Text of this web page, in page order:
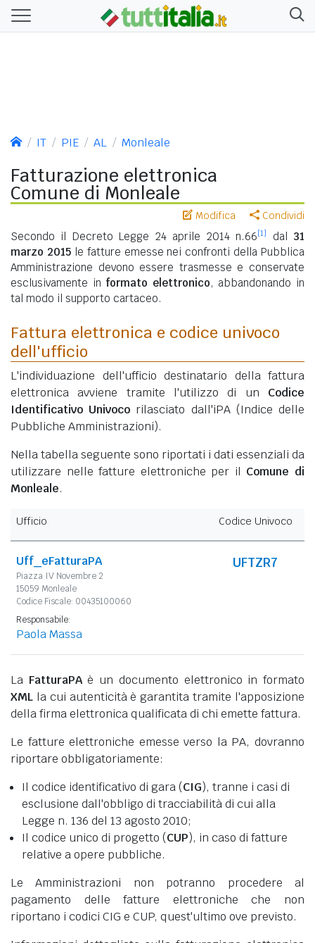
IT PIE AL Monleale
Fatturazione elettronica
Comune di Monleale
Modifica Condividi
Secondo il Decreto Legge 24 aprile 2014 n.66[1] dal 31
marzo 2015le fatture emesse nei confronti della Pubblica
Amministrazione devono essere trasmesse e conservate
esclusivamente in formato elettronico, abbandonando in
tal modo il supporto cartaceo.
Fattura elettronica e codice univoco
dell'ufficio
L'individuazione dell'ufficio destinatario della fattura
elettronica avviene tramite l'utilizzo di un Codice
Identificativo Univoco rilasciato dall'iPA (Indice delle
Pubbliche Amministrazioni).
Nella tabella seguente sono riportati i dati essenziali da
utilizzare nelle fatture elettroniche per il Comune di
Monleale.
Ufficio Codice Univoco
Uff_eFatturaPA
Piazza IV Novembre 2
15059 Monleale
Codice Fiscale: 00435100060
UFTZR7
Responsabile:
Paola Massa
La FatturaPAè un documento elettronico in formato
XML la cui autenticità è garantita tramite l'apposizione
della firma elettronica qualificata di chi emette fattura.
Le fatture elettroniche emesse verso la PA, dovranno
riportare obbligatoriamente:
Il codice identificativo di gara (CIG), tranne i casi di
esclusione dall'obbligo di tracciabilità di cui alla
Legge n. 136 del 13 agosto 2010;
Il codice unico di progetto (CUP), in caso di fatture
relative a opere pubbliche.
Le Amministrazioni non potranno procedere al
pagamento delle fatture elettroniche che non
riportano i codici CIG e CUP, quest'ultimo ove previsto.